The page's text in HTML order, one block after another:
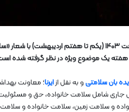
هفته سلامت ۱۴۰۳ (یکم تا هفتم
هفته یک موضوع ویژه در نظر گرفته شده
بان سلامتیو به نقل ازایرنا؛ معاونت
شامل سلامت خانواده، حق و مسئولیت
و سلامت زمین، سلامت خانواده و